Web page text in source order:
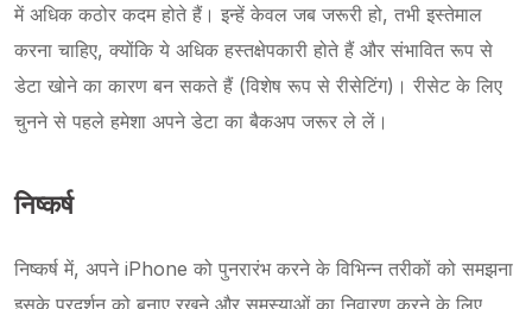
में अधिक कठोर कदम होते हैं। इन्हें केवल जब जरूरी हो, तभी इस्तेमाल
करना चाहिए, क्योंकि ये अधिक हस्तक्षेपकारी होते हैं और संभावित रूप से
डेटा खोने का कारण बन सकते हैं (विशेष रूप से रीसेटिंग)। रीसेट के लिए
चुनने से पहले हमेशा अपने डेटा का बैकअप जरूर ले लें।
निष्कर्ष
निष्कर्ष में, अपने iPhone को पुनरारंभ करने के विभिन्न तरीकों को समझना
इसके प्रदर्शन को बनाए रखने और समस्याओं का निवारण करने के लिए